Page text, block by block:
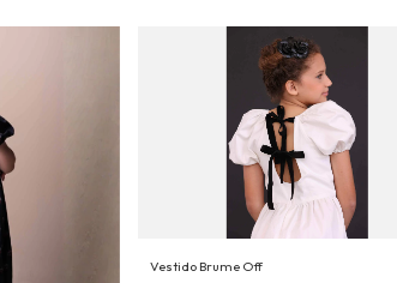
Vestido Brume Off